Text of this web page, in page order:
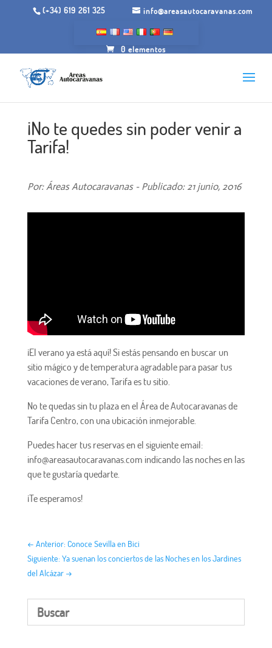
(+34) 619 261 325 info@areasautocaravanas.com
0 elementos
¡No te quedes sin poder venir a
Tarifa!
Por: Áreas Autocaravanas - Publicado: 21 junio, 2016
¡El verano ya está aquí! Si estás pensando en buscar un
sitio mágico y de temperatura agradable para pasar tus
vacaciones de verano, Tarifa es tu sitio.
No te quedas sin tu plaza en el Área de Autocaravanas de
Tarifa Centro, con una ubicación inmejorable.
Puedes hacer tus reservas en el siguiente email:
info@areasautocaravanas.com indicando las noches en las
que te gustaría quedarte.
¡Te esperamos!
← Anterior: Conoce Sevilla en Bici
Siguiente: Ya suenan los conciertos de las Noches en los Jardines
del Alcázar→